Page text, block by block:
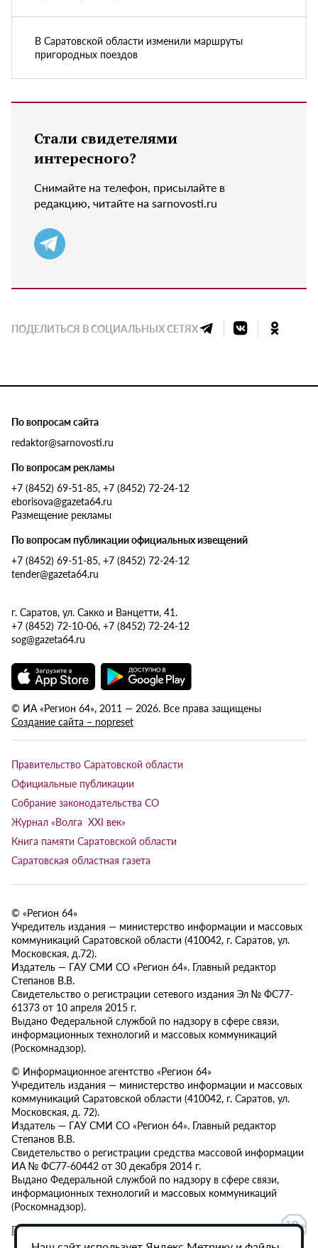
В Саратовской области изменили маршруты
пригородных поездов
Стали свидетелями
интересного?
Снимайте на телефон, присылайте в
редакцию, читайте на sarnovosti.ru
ПОДЕЛИТЬСЯ В СОЦИАЛЬНЫХ СЕТЯХ
По вопросам сайта
redaktor@sarnovosti.ru
По вопросам рекламы
+7 (8452) 69-51-85, +7 (8452) 72-24-12
eborisova@gazeta64.ru
Размещение рекламы
По вопросам публикации официальных извещений
+7 (8452) 69-51-85, +7 (8452) 72-24-12
tender@gazeta64.ru
г. Саратов, ул. Сакко и Ванцетти, 41.
+7 (8452) 72-10-06, +7 (8452) 72-24-12
sog@gazeta64.ru
© ИА «Регион 64», 2011 — 2026. Все права защищены
Создание сайта – nopreset
Правительство Саратовской области
Официальные публикации
Собрание законодательства СО
Журнал «Волга XXI век»
Книга памяти Саратовской области
Саратовская областная газета
© «Регион 64»
Учредитель издания — министерство информации и массовых
коммуникаций Саратовской области (410042, г. Саратов, ул.
Московская, д.72).
Издатель — ГАУ СМИ СО «Регион 64». Главный редактор
Степанов В.В.
Свидетельство о регистрации сетевого издания Эл № ФС77-
61373 от 10 апреля 2015 г.
Выдано Федеральной службой по надзору в сфере связи,
информационных технологий и массовых коммуникаций
(Роскомнадзор).
© Информационное агентство «Регион 64»
Учредитель издания — министерство информации и массовых
коммуникаций Саратовской области (410042, г. Саратов, ул.
Московская, д. 72).
Издатель — ГАУ СМИ СО «Регион 64». Главный редактор
Степанов В.В.
Свидетельство о регистрации средства массовой информации
ИА № ФС77-60442 от 30 декабря 2014 г.
Выдано Федеральной службой по надзору в сфере связи,
информационных технологий и массовых коммуникаций
(Роскомнадзор).
Политика в отношении обработки персональных данных